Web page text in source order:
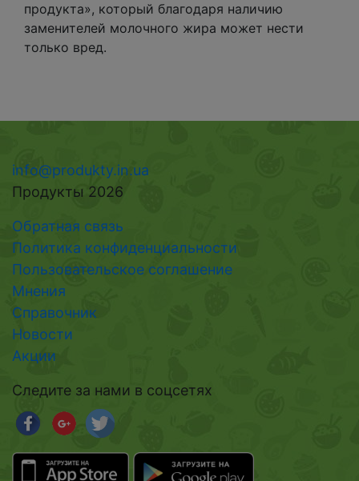
продукта», который благодаря наличию
заменителей молочного жира может нести
только вред.
info@produkty.in.ua
Продукты 2026
Обратная связь
Политика конфиденциальности
Пользовательское соглашение
Мнения
Справочник
Новости
Акции
Следите за нами в соцсетях